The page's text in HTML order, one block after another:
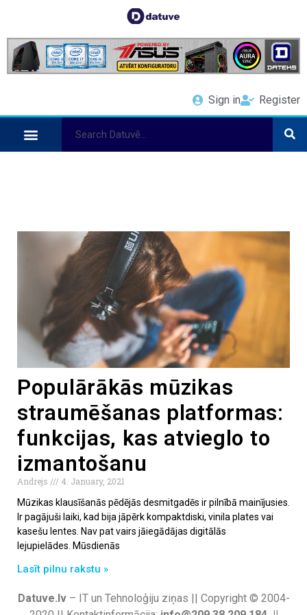
Sign in Register
Populārākās mūzikas
straumēšanas platformas:
funkcijas, kas atvieglo to
izmantošanu
Andrejs
4. January, 2021
Mūzikas klausīšanās pēdējās desmitgadēs ir pilnībā mainījusies.
Ir pagājuši laiki, kad bija jāpērk kompaktdiski, vinila plates vai
kasešu lentes. Nav pat vairs jāiegādājas digitālās
lejupielādes. Mūsdienās
Lasīt pilnu rakstu »
Datuve.lv– IT un Tehnoloģiju ziņas || Copyright © 2004-